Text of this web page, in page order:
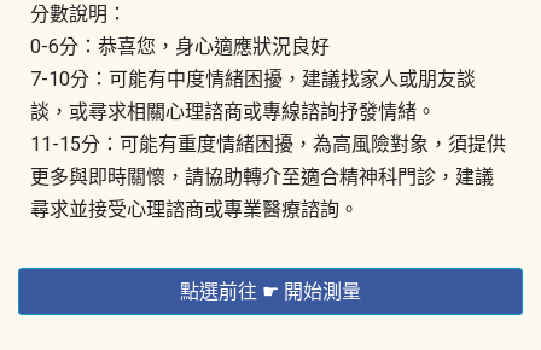
分數說明：
0-6分：恭喜您，身心適應狀況良好
7-10分：可能有中度情緒困擾，建議找家人或朋友談
談，或尋求相關心理諮商或專線諮詢抒發情緒。
11-15分：可能有重度情緒困擾，為高風險對象，須提供
更多與即時關懷，請協助轉介至適合精神科門診，建議
尋求並接受心理諮商或專業醫療諮詢。
點選前往 ☛ 開始測量